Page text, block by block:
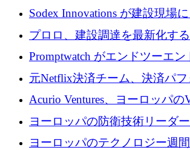
有者によって決まると考える理
Sodex Innovations が建設現場
のインテリジェンスをもたらす
ユーロを確保
プロロ、建設調達を最新化す
ンドを調達
Promptwatch がエンドツーエ
適化プラットフォームを拡張す
万ユーロを調達
元Netflix決済チーム、決済パ
ラットフォームNopanのために
万ユーロを調達
Acurio Ventures、ヨーロッパの
流動性を解放するために1億
ファンドを立ち上げる
ヨーロッパの防衛技術リーダ
ングは、180億ドルの評価額で
ヨーロッパのテクノロジー週